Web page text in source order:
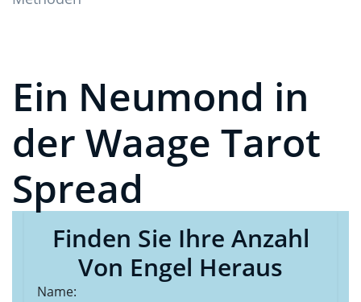
Ein Neumond in
der Waage Tarot
Spread
Finden Sie Ihre Anzahl
Von Engel Heraus
Name: